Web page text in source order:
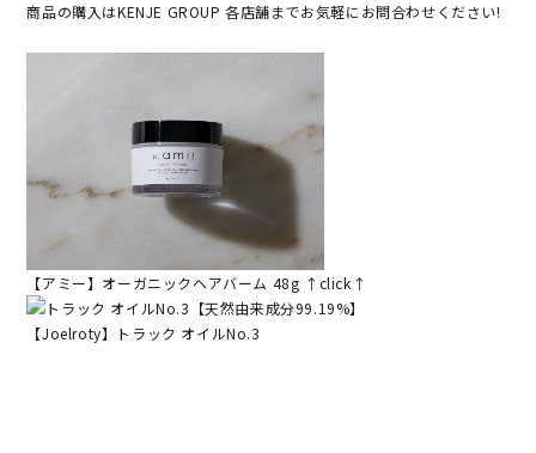
商品の購入はKENJE GROUP 各店舗までお気軽にお問合わせください!
【アミー】オーガニックヘアバーム 48g ↑click↑
【Joelroty】トラック オイルNo.3